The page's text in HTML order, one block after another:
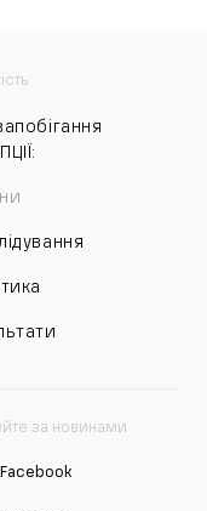
за новинами
Facebook